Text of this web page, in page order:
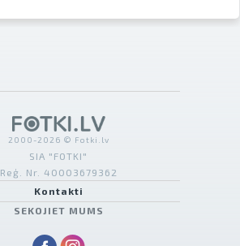
2000-2026 © Fotki.lv
SIA "FOTKI"
Reģ. Nr. 40003679362
Kontakti
SEKOJIET MUMS